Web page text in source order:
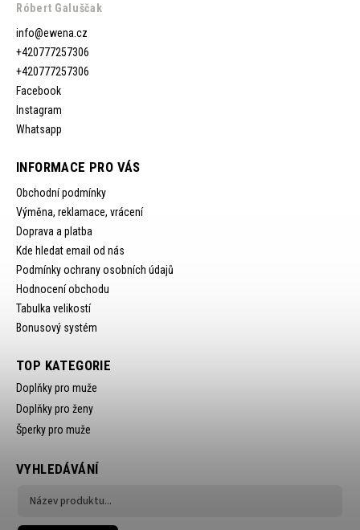
Róbert Galuščak
info@ewena.cz
+420777257306
+420777257306
Facebook
Instagram
Whatsapp
INFORMACE PRO VÁS
Obchodní podmínky
Výměna, reklamace, vrácení
Doprava a platba
Kde hledat email od nás
Podmínky ochrany osobních údajů
Hodnocení obchodu
Tabulka velikostí
Bonusový systém
TOP KATEGORIE
Doplňky pro muže
Doplňky pro ženy
Šperky pro muže
VYHLEDÁVÁNÍ